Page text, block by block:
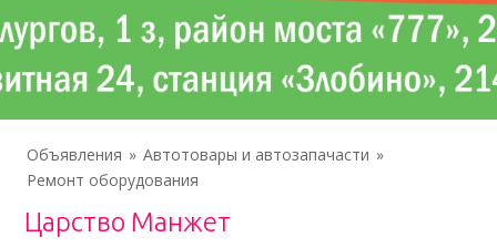
Объявления
Автотовары и автозапачасти
Ремонт оборудования
Царство Манжет